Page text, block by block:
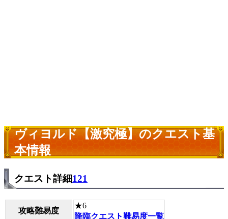
ヴィヨルド【激究極】のクエスト基
本情報
クエスト詳細121
攻略難易度
★6
降臨クエスト難易度一覧